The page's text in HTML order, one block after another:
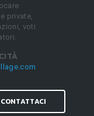
private,
voti
CONTATTACI